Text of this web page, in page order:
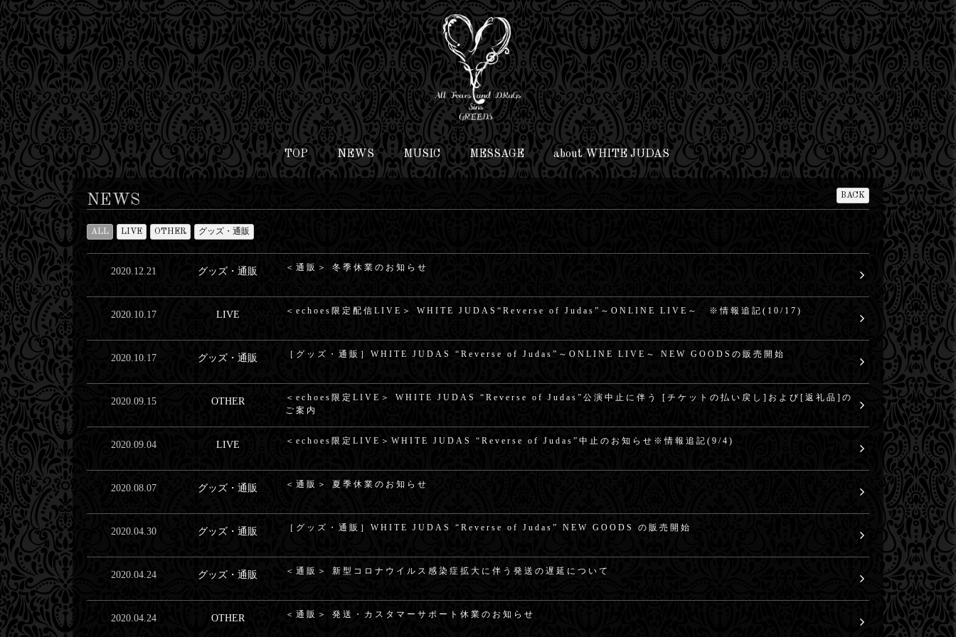
TOP NEWS MUSIC MESSAGE about WHITE JUDAS
NEWS BACK
ALL LIVE OTHER グッズ・通販
2020.12.21 グッズ・通販 ＜通販＞ 冬季休業のお知らせ
2020.10.17 LIVE ＜echoes限定配信LIVE＞ WHITE JUDAS“Reverse of Judas”～ONLINE LIVE～ ※情報追記(10/17)
2020.10.17 グッズ・通販 ［グッズ・通販］WHITE JUDAS “Reverse of Judas”～ONLINE LIVE～ NEW GOODSの販売開始
2020.09.15 OTHER
＜echoes限定LIVE＞ WHITE JUDAS “Reverse of Judas”公演中止に伴う [チケットの払い戻し]および[返礼品]の
ご案内
2020.09.04 LIVE ＜echoes限定LIVE＞WHITE JUDAS “Reverse of Judas”中止のお知らせ※情報追記(9/4)
2020.08.07 グッズ・通販 ＜通販＞ 夏季休業のお知らせ
2020.04.30 グッズ・通販 ［グッズ・通販］WHITE JUDAS “Reverse of Judas” NEW GOODS の販売開始
2020.04.24 グッズ・通販 ＜通販＞ 新型コロナウイルス感染症拡大に伴う発送の遅延について
2020.04.24 OTHER ＜通販＞ 発送・カスタマーサポート休業のお知らせ